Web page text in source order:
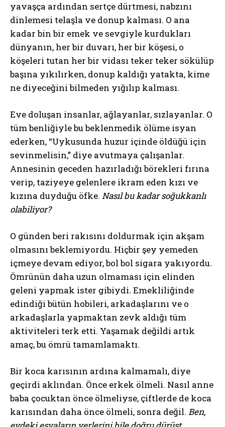
yavaşça ardından sertçe dürtmesi, nabzını
dinlemesi telaşla ve donup kalması. O ana
kadar bin bir emek ve sevgiyle kurdukları
dünyanın, her bir duvarı, her bir köşesi, o
köşeleri tutan her bir vidası teker teker sökülüp
başına yıkılırken, donup kaldığı yatakta, kime
ne diyeceğini bilmeden yığılıp kalması.
Eve doluşan insanlar, ağlayanlar, sızlayanlar. O
tüm benliğiyle bu beklenmedik ölüme isyan
ederken, “Uykusunda huzur içinde öldüğü için
sevinmelisin,” diye avutmaya çalışanlar.
Annesinin geceden hazırladığı börekleri fırına
verip, taziyeye gelenlere ikram eden kızı ve
kızına duyduğu öfke. Nasıl bu kadar soğukkanlı
olabiliyor?
O günden beri rakısını doldurmak için akşam
olmasını beklemiyordu. Hiçbir şey yemeden
içmeye devam ediyor, bol bol sigara yakıyordu.
Ömrünün daha uzun olmaması için elinden
geleni yapmak ister gibiydi.Emekliliğinde
edindiği bütün hobileri, arkadaşlarını ve o
arkadaşlarla yapmaktan zevk aldığı tüm
aktiviteleri terk etti. Yaşamak değildi artık
amaç, bu ömrü tamamlamaktı.
Bir koca karısının ardına kalmamalı, diye
geçirdi aklından. Önce erkek ölmeli. Nasıl anne
baba çocuktan önce ölmeliyse, çiftlerde de koca
karısından daha önce ölmeli, sonra değil. Ben,